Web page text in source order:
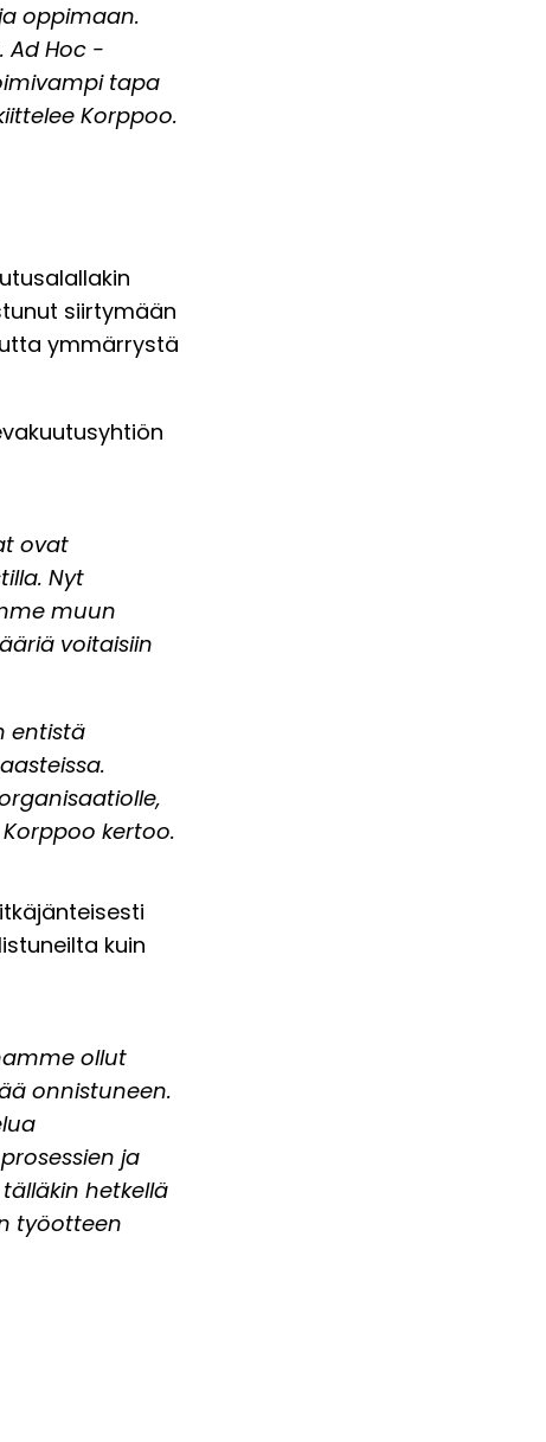
oppimaan.
Ad Hoc -
tapa
Korppoo.
siirtymään
ymmärrystä
ovat
Nyt
muun
voitaisiin
entistä
kertoo.
kuin
ollut
onnistuneen.
ja
hetkellä
työotteen